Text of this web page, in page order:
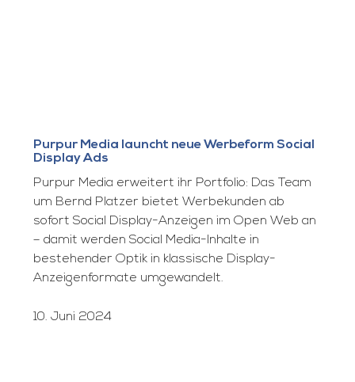
Purpur Media launcht neue Werbeform Social
Display Ads
Purpur Media erweitert ihr Portfolio: Das Team
um Bernd Platzer bietet Werbekunden ab
sofort Social Display-Anzeigen im Open Web an
– damit werden Social Media-Inhalte in
bestehender Optik in klassische Display-
Anzeigenformate umgewandelt.
10. Juni 2024